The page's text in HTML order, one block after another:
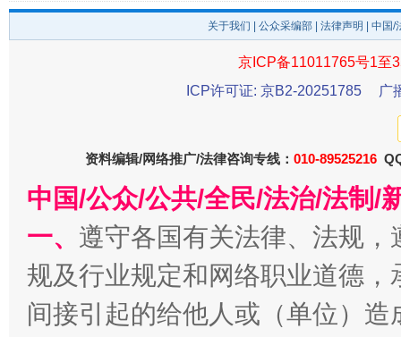
千年窑火 生生不息
关于我们 公众采编部 法律声明 | 中国
京ICP备11011765号1至
ICP许可证: 京B2-20251785
广
资料编辑/网络推广/法律咨询专线： 010-89525216
中国/公众/公共/全民/法治/法制/
一、 遵守各国有关法律、法规
规及行业规定和网络职业道德
间接引起的给他人或（单位）